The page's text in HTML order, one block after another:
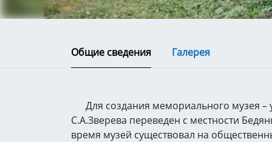
Общие сведения Галерея
Для создания мемориального музея –
С.А.Зверева переведен с местности
время музей существовал на